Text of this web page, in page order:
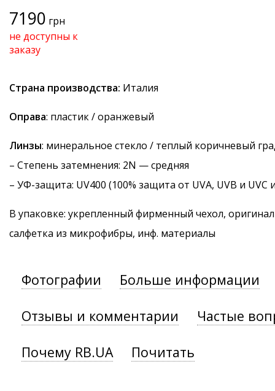
7190 грн
не доступны к
заказу
Страна производства: Италия
Оправа: пластик / оранжевый
Линзы: минеральное стекло / теплый коричневый
– Степень затемнения: 2N — средняя
– УФ-защита: UV400 (100% защита от UVA, UVB и UVC
В упаковке: укрепленный фирменный чехол,
салфетка из микрофибры, инф. материалы
Фотографии Больше информации
Отзывы и комментарии Частые
Почему RB.UA Почитать